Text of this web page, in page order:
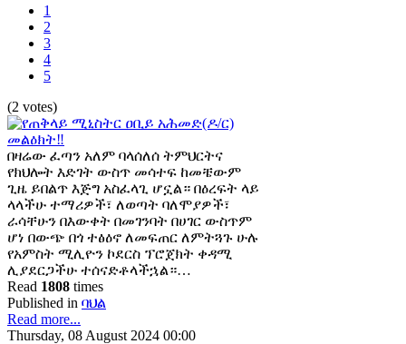
1
2
3
4
5
(2 votes)
በዛሬው ፈጣን አለም ባላሰለሰ ትምህርትና
የክህሎት እድገት ውስጥ መሳተፍ ከመቼውም
ጊዜ ይበልጥ እጅግ አስፈላጊ ሆኗል። በዕረፍት ላይ
ላላችሁ ተማሪዎች፣ ለወጣት ባለሞያዎች፣
ራሳቸሁን በእውቀት በመገንባት በሀገር ውስጥም
ሆነ በውጭ በጎ ተፅዕኖ ለመፍጠር ለምትጓጉ ሁሉ
የአምስት ሚሊዮን ኮደርስ ፕሮጀክት ቀዳሚ
ሊያደርጋችሁ ተሰናድቶላችኋል።…
Read 1808 times
Published in ባህል
Read more...
Thursday, 08 August 2024 00:00